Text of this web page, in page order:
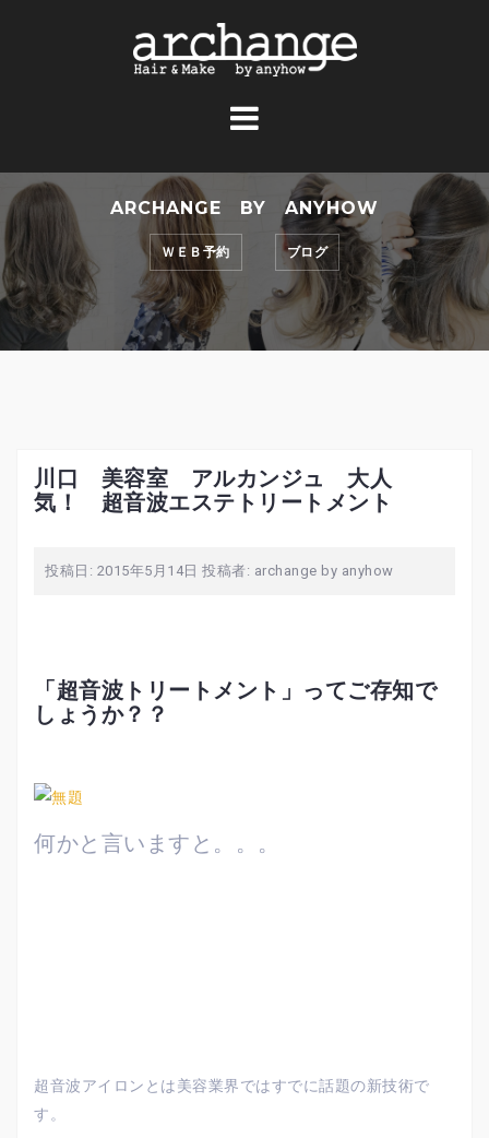
キ
プ
ARCHANGE BY ANYHOW
ＷＥＢ予約 ブログ
川口 美容室 アルカンジュ 大人
気！ 超音波エステトリートメント
投稿日: 2015年5月14日 投稿者: archange by anyhow
「超音波トリートメント」ってご存知で
しょうか？？
何かと言いますと。。。
超音波アイロンとは美容業界ではすでに話題の新技術で
す。